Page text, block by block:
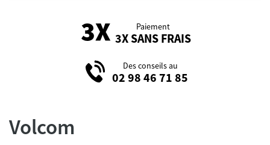
Paiement
3X SANS FRAIS
Des conseils au
02 98 46 71 85
Volcom